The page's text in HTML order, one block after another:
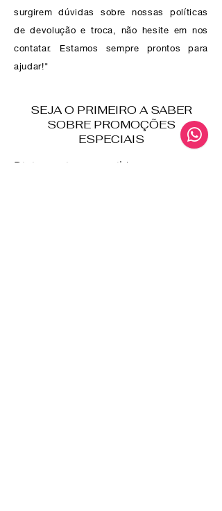
surgirem dúvidas sobre nossas políticas
de devolução e troca, não hesite em nos
contatar. Estamos sempre prontos para
ajudar!"
SEJA O PRIMEIRO A SABER
SOBRE PROMOÇÕES
ESPECIAIS
Digite aqui seu e-mail